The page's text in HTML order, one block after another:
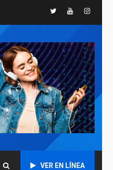
TwitterYoutube
VER EN LÍNEA
EN EL MUNDO
y Rusia
de largo
TITULARES
HORA
carpas
como
de